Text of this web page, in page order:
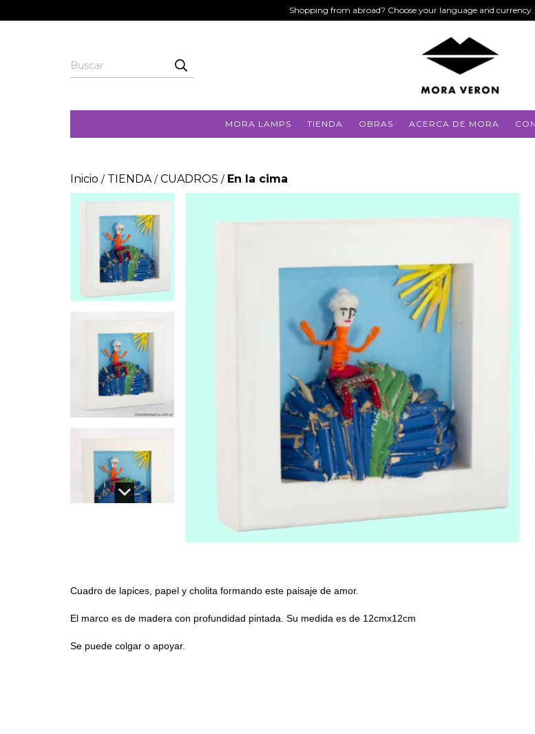
Shopping from abroad? Choose your language and
MORA LAMPS TIENDA OBRAS ACERCA DE MORA
Inicio / TIENDA / CUADROS / En la cima
Cuadro de lapices, papel y cholita formando este paisaje de amor.
El marco es de madera con profundidad pintada. Su medida es de 12cmx12cm
Se puede colgar o apoyar.